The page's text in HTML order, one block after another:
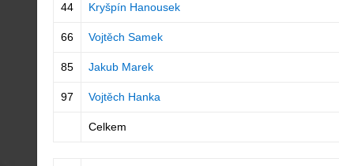
44 Kryšpín Hanousek
66 Vojtěch Samek
85 Jakub Marek
97 Vojtěch Hanka
Celkem